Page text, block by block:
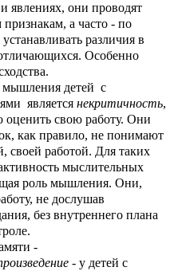
явлениях, они проводят
а часто - по
различия в
Особенно
детей c
является некритичность,
оценить свою работу. Они
как правило, не понимают
своей работой. Для таких
мыслительных
роль мышления. Они,
не дослушав
без внутреннего плана
-
- у детей с